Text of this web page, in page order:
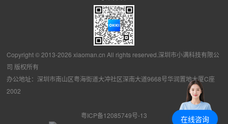
Copyright © 2013-2026 xiaoman.cn All rights reserved.深圳市小满科技有限公
司 版权所有
办公地址：深圳市南山区粤海街道大冲社区深南大道9668号华润置地大厦C座
2002
粤ICP备12085749号-13
在线咨询